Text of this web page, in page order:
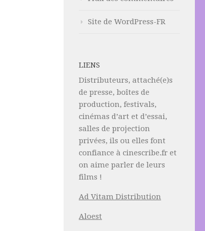
Site de WordPress-FR
LIENS
Distributeurs, attaché(e)s
de presse, boîtes de
production, festivals,
cinémas d’art et d’essai,
salles de projection
privées, ils ou elles font
confiance à cinescribe.fr et
on aime parler de leurs
films !
Ad Vitam Distribution
Aloest